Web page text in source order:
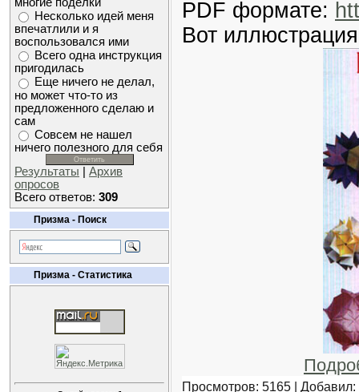
Несколько идей меня
впечатлили и я
воспользовался ими
Всего одна инструкция
пригодилась
Еще ничего не делал,
но может что-то из
предложенного сделаю и
сам
Совсем не нашел
ничего полезного для себя
Результаты
Архив
опросов
Всего ответов: 309
Призма - Поиск
Призма - Статистика
PDF формате:
Вот
Просмотров: 5165 | Добавил: